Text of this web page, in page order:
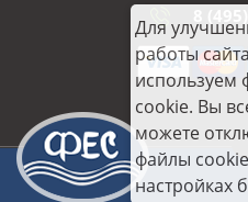
8
Для
работы
используем
cookie. Вы
можете
файлы
настройках